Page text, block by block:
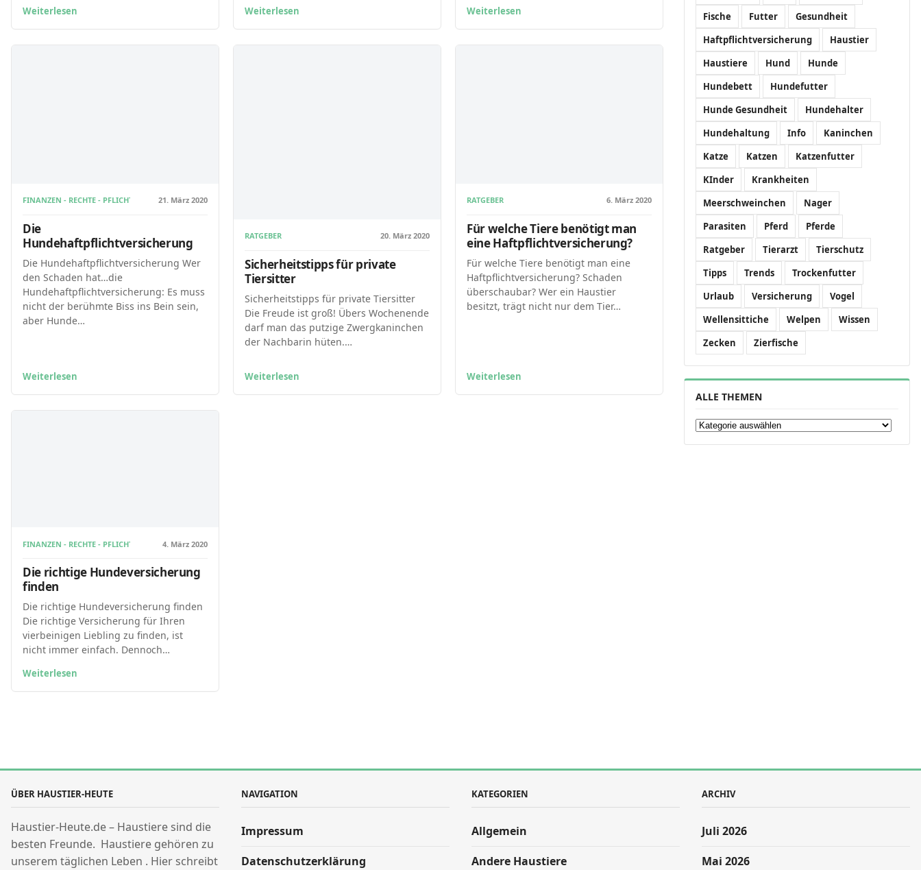
Weiterlesen Weiterlesen Weiterlesen
FINANZEN - RECHTE - PFLICHTEN MIT HUNDEN
21. März 2020
Die
Hundehaftpflichtversicherung
Die Hundehaftpflichtversicherung Wer
den Schaden hat…die
Hundehaftpflichtversicherung: Es muss
nicht der berühmte Biss ins Bein sein,
aber Hunde…
Weiterlesen
RATGEBER 20. März 2020
Sicherheitstipps für private
Tiersitter
Sicherheitstipps für private Tiersitter
Die Freude ist groß! Übers Wochenende
darf man das putzige Zwergkaninchen
der Nachbarin hüten.…
Weiterlesen
RATGEBER 6. März 2020
Für welche Tiere benötigt man
eine Haftpflichtversicherung?
Für welche Tiere benötigt man eine
Haftpflichtversicherung? Schaden
überschaubar? Wer ein Haustier
besitzt, trägt nicht nur dem Tier…
Weiterlesen
FINANZEN - RECHTE - PFLICHTEN MIT HUNDEN
4. März 2020
Die richtige Hundeversicherung
finden
Die richtige Hundeversicherung finden
Die richtige Versicherung für Ihren
vierbeinigen Liebling zu finden, ist
nicht immer einfach. Dennoch…
Weiterlesen
Fische
Futter
Gesundheit
Haftpflichtversicherung
Haustier
Haustiere
Hund
Hunde
Hundebett
Hundefutter
Hunde Gesundheit
Hundehalter
Hundehaltung
Info
Kaninchen
Katze
Katzen
Katzenfutter
KInder
Krankheiten
Meerschweinchen
Nager
Parasiten
Pferd
Pferde
Ratgeber
Tierarzt
Tierschutz
Tipps
Trends
Trockenfutter
Urlaub
Versicherung
Vogel
Wellensittiche
Welpen
Wissen
Zecken
Zierfische
ALLE THEMEN
Alle Themen
ÜBER HAUSTIER-HEUTE
Haustier-Heute.de – Haustiere sind die
besten Freunde. Haustiere gehören zu
unserem täglichen Leben . Hier schreibt
NAVIGATION
Impressum
Datenschutzerklärung
KATEGORIEN
Allgemein
Andere Haustiere
ARCHIV
Juli 2026
Mai 2026